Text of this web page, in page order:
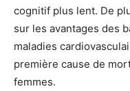
cognitif plus lent. De
sur les avantages des
maladies
première cause de
femmes.